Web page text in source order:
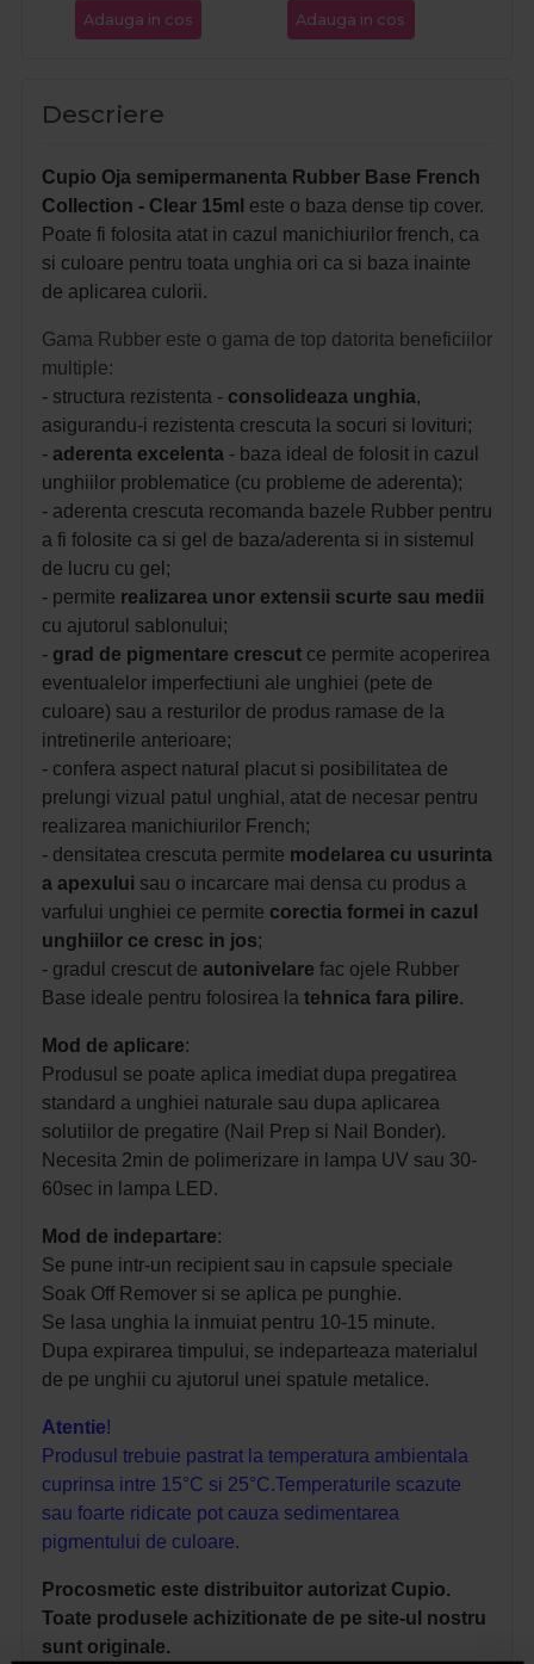
Adauga in cos Adauga in cos
Descriere
Cupio Oja semipermanenta Rubber Base French
Collection - Clear 15ml este o baza dense tip cover.
Poate fi folosita atat in cazul manichiurilor french, ca
si culoare pentru toata unghia ori ca si baza inainte
de aplicarea culorii.
Gama Rubber este o gama de top datorita beneficiilor
multiple:
- structura rezistenta - consolideaza unghia,
asigurandu-i rezistenta crescuta la socuri si lovituri;
- aderenta excelenta - baza ideal de folosit in cazul
unghiilor problematice (cu probleme de aderenta);
- aderenta crescuta recomanda bazele Rubber pentru
a fi folosite ca si gel de baza/aderenta si in sistemul
de lucru cu gel;
- permite realizarea unor extensii scurte sau medii
cu ajutorul sablonului;
- grad de pigmentare crescut ce permite acoperirea
eventualelor imperfectiuni ale unghiei (pete de
culoare) sau a resturilor de produs ramase de la
intretinerile anterioare;
- confera aspect natural placut si posibilitatea de
prelungi vizual patul unghial, atat de necesar pentru
realizarea manichiurilor French;
- densitatea crescuta permite modelarea cu usurinta
a apexului sau o incarcare mai densa cu produs a
varfului unghiei ce permite corectia formei in cazul
unghiilor ce cresc in jos;
- gradul crescut de autonivelare fac ojele Rubber
Base ideale pentru folosirea la tehnica fara pilire.
Mod de aplicare:
Produsul se poate aplica imediat dupa pregatirea
standard a unghiei naturale sau dupa aplicarea
solutiilor de pregatire (Nail Prep si Nail Bonder).
Necesita 2min de polimerizare in lampa UV sau 30-
60sec in lampa LED.
Mod de indepartare:
Se pune intr-un recipient sau in capsule speciale
Soak Off Remover si se aplica pe punghie.
Se lasa unghia la inmuiat pentru 10-15 minute.
Dupa expirarea timpului, se indeparteaza materialul
de pe unghii cu ajutorul unei spatule metalice.
Atentie!
Produsul trebuie pastrat la temperatura ambientala
cuprinsa intre 15°C si 25°C.Temperaturile scazute
sau foarte ridicate pot cauza sedimentarea
pigmentului de culoare.
Procosmetic este distribuitor autorizat Cupio.
Toate produsele achizitionate de pe site-ul nostru
sunt originale.